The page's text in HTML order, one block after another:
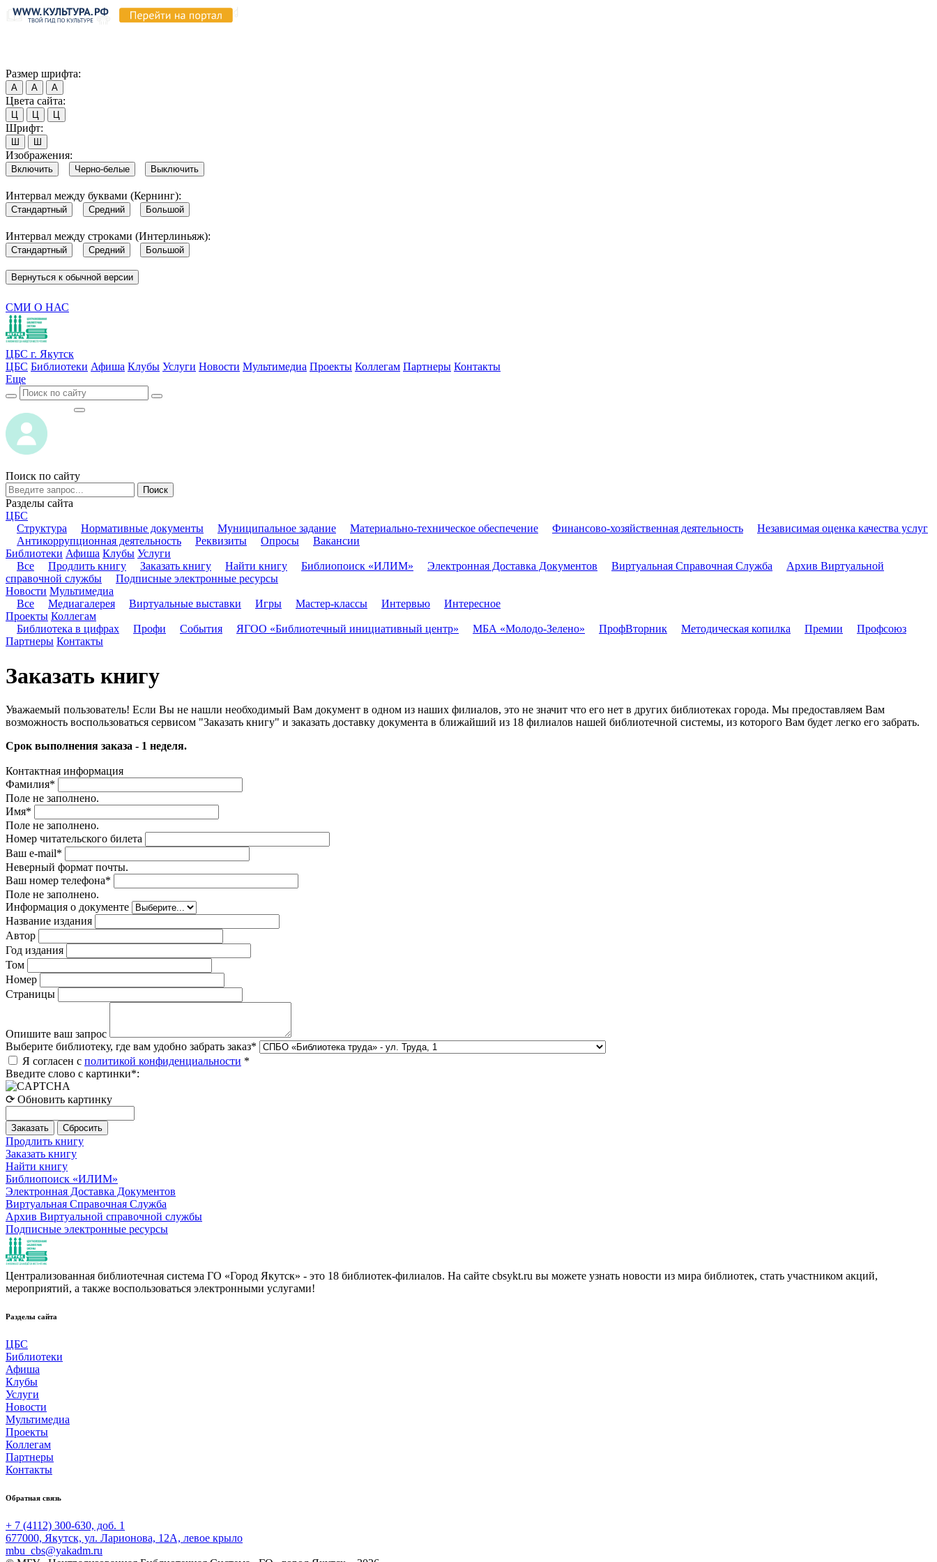
Размер шрифта:
А А А
Цвета сайта:
Ц Ц Ц
Шрифт:
Ш Ш
Изображения:
Включить Черно-белые Выключить
Интервал между буквами (Кернинг):
Стандартный Средний Большой
Интервал между строками (Интерлиньяж):
Стандартный Средний Большой
Вернуться к обычной версии
СМИ О НАС
ЦБС г. Якутск
ЦБС Библиотеки Афиша Клубы Услуги Новости Мультимедиа Проекты Коллегам Партнеры Контакты
Еще
Поиск по сайту
Поиск
Разделы сайта
ЦБС
Структура
Нормативные документы Муниципальное задание Материально-техническое обеспечение Финансово-хозяйственная деятельность
Независимая оценка качества услуг
Антикоррупционная деятельность
Реквизиты Опросы
Вакансии
Библиотеки Афиша Клубы Услуги
Все
Продлить книгу Заказать книгу Найти книгу Библиопоиск «ИЛИМ» Электронная Доставка Документов Виртуальная Справочная Служба
Архив Виртуальной
справочной службы
Подписные электронные ресурсы
Новости Мультимедиа
Все
Медиагалерея Виртуальные выставки Игры Мастер-классы Интервью
Интересное
Проекты Коллегам
Библиотека в цифрах
Профи События ЯГОО «Библиотечный инициативный центр» МБА «Молодо-Зелено» ПрофВторник Методическая копилка Премии
Профсоюз
Партнеры Контакты
Заказать книгу
Уважаемый пользователь! Если Вы не нашли необходимый Вам документ в одном из наших филиалов, это не значит что его нет в других библиотеках города. Мы предоставляем Вам
возможность воспользоваться сервисом "Заказать книгу" и заказать доставку документа в ближайший из 18 филиалов нашей библиотечной системы, из которого Вам будет легко его забрать.
Срок выполнения заказа - 1 неделя.
Контактная информация
Фамилия*
Поле не заполнено.
Имя*
Поле не заполнено.
Номер читательского билета
Ваш e-mail*
Неверный формат почты.
Ваш номер телефона*
Поле не заполнено.
Информация о документе
Название издания
Автор
Год издания
Том
Номер
Страницы
Опишите ваш запрос
Выберите библиотеку, где вам удобно забрать заказ*
Я согласен с политикой конфиденциальности *
Введите слово с картинки*:
⟳ Обновить картинку
Продлить книгу
Заказать книгу
Найти книгу
Библиопоиск «ИЛИМ»
Электронная Доставка Документов
Виртуальная Справочная Служба
Архив Виртуальной справочной службы
Подписные электронные ресурсы
Централизованная библиотечная система ГО «Город Якутск» - это 18 библиотек-филиалов. На сайте cbsykt.ru вы можете узнать новости из мира библиотек, стать участником акций,
мероприятий, а также воспользоваться электронными услугами!
Разделы сайта
ЦБС
Библиотеки
Афиша
Клубы
Услуги
Новости
Мультимедиа
Проекты
Коллегам
Партнеры
Контакты
Обратная связь
+ 7 (4112) 300-630, доб. 1
677000, Якутск, ул. Ларионова, 12А, левое крыло
mbu_cbs@yakadm.ru